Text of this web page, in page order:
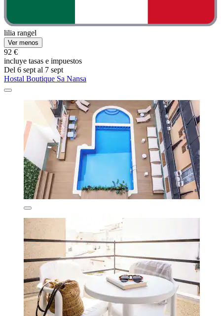
lilia rangel
Ver menos
92 €
incluye tasas e impuestos
Del 6 sept al 7 sept
Hostal Boutique Sa Nansa